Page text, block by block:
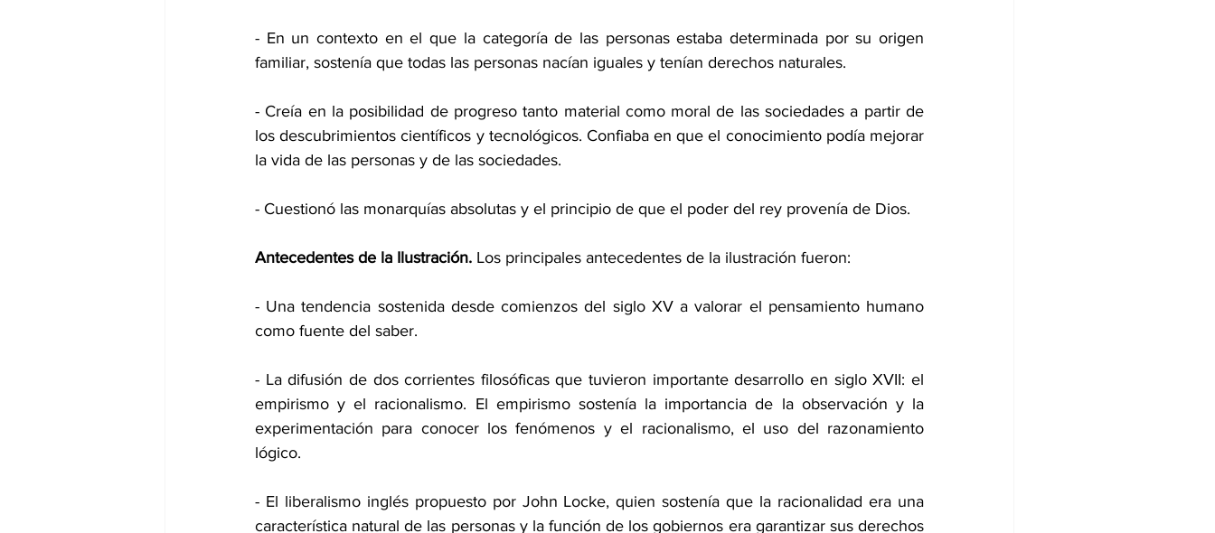
- En un contexto en el que la categoría de las personas estaba determinada por su origen
familiar, sostenía que todas las personas nacían iguales y tenían derechos naturales.
- Creía en la posibilidad de progreso tanto material como moral de las sociedades a partir de
los descubrimientos científicos y tecnológicos. Confiaba en que el conocimiento podía mejorar
la vida de las personas y de las sociedades.
- Cuestionó las monarquías absolutas y el principio de que el poder del rey provenía de Dios.
Antecedentes de la Ilustración. Los principales antecedentes de la ilustración fueron:
- Una tendencia sostenida desde comienzos del siglo XV a valorar el pensamiento humano
como fuente del saber.
- La difusión de dos corrientes filosóficas que tuvieron importante desarrollo en siglo XVII: el
empirismo y el racionalismo. El empirismo sostenía la importancia de la observación y la
experimentación para conocer los fenómenos y el racionalismo, el uso del razonamiento
lógico.
- El liberalismo inglés propuesto por John Locke, quien sostenía que la racionalidad era una
característica natural de las personas y la función de los gobiernos era garantizar sus derechos